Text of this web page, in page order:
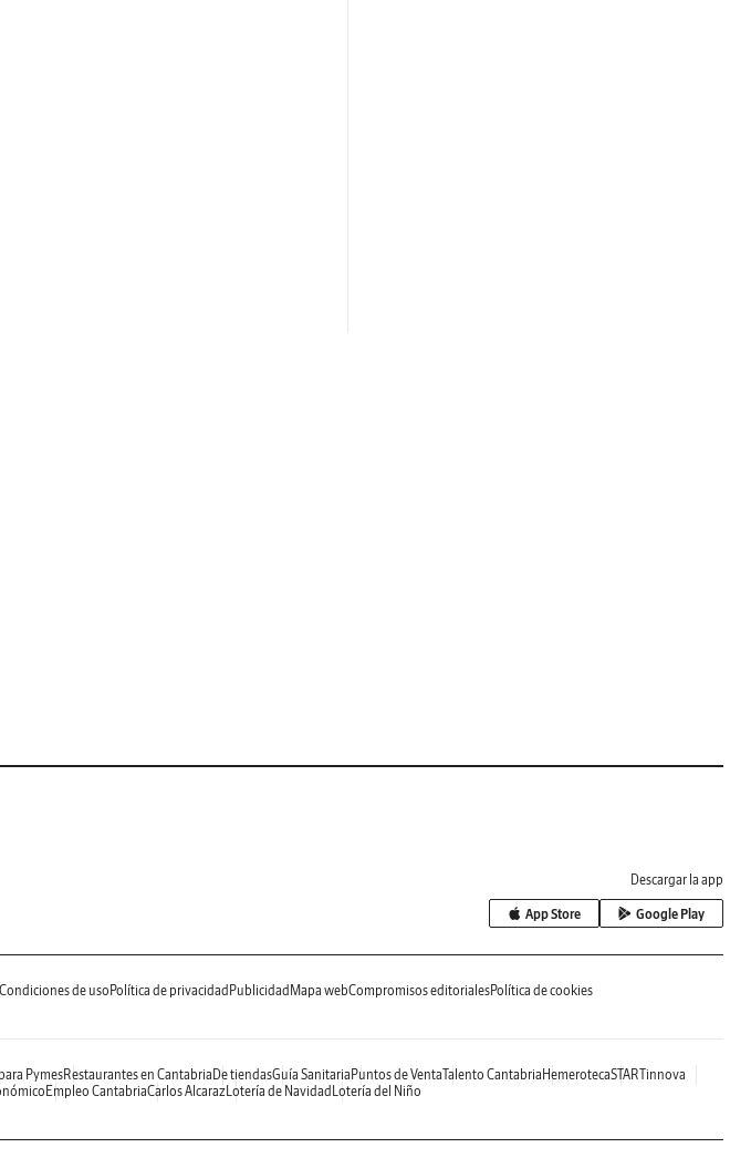
Descargar la app
App Store Google Play
de usoPolítica de privacidad Publicidad Mapa webCompromisos editorialesPolítica de cookies
PymesRestaurantes en Cantabria De tiendasGuía Sanitaria Puntos de VentaTalento Cantabria HemerotecaSTARTinnova
Empleo CantabriaCarlos AlcarazLotería de Navidad Lotería del Niño